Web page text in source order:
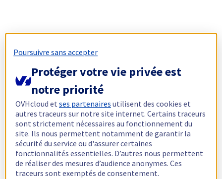
Poursuivre sans accepter
Protéger votre vie privée est
notre priorité
OVHcloud etses partenaires utilisent des cookies et
autres traceurs sur notre site internet. Certains traceurs
sont strictement nécessaires au fonctionnement du
site. Ils nous permettent notamment de garantir la
sécurité du service ou d'assurer certaines
fonctionnalités essentielles. D’autres nous permettent
de réaliser des mesures d’audience anonymes. Ces
traceurs sont exemptés de consentement.